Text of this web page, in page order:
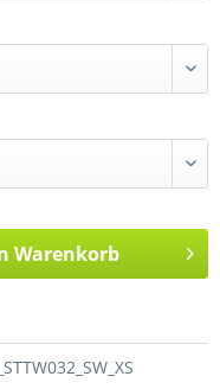
Warenkorb